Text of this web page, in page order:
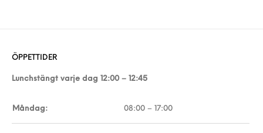
ÖPPETTIDER
Lunchstängt varje dag 12:00 – 12:45
Måndag: 08:00 – 17:00